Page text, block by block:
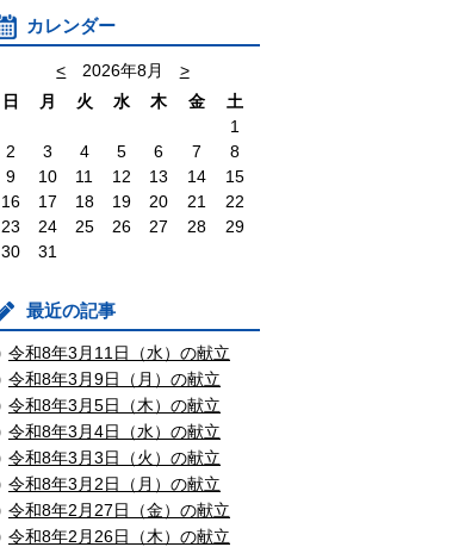
カレンダー
< 2026年8月
>
日
月 火 水 木 金
土
1
2
3 4 5 6 7
8
9
10 11 12 13 14
15
16
17 18 19 20 21
22
23
24 25 26 27 28
29
30
31
最近の記事
令和8年3月11日（水）の献立
令和8年3月9日（月）の献立
令和8年3月5日（木）の献立
令和8年3月4日（水）の献立
令和8年3月3日（火）の献立
令和8年3月2日（月）の献立
令和8年2月27日（金）の献立
令和8年2月26日（木）の献立